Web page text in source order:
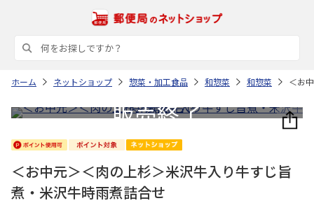
ホーム ネットショップ 惣菜・加工食品 和惣菜 和惣菜 ＜お
＜お中元＞＜肉の上杉＞米沢牛入り牛すじ旨
煮・米沢牛時雨煮詰合せ